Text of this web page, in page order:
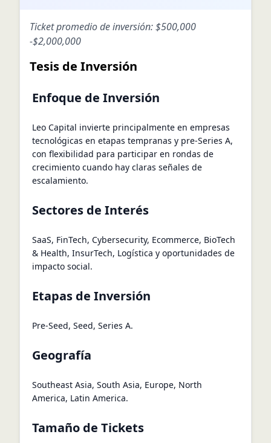
Ticket promedio de inversión:$500,000
-$2,000,000
Tesis de Inversión
Enfoque de Inversión
Leo Capital invierte principalmente en empresas
tecnológicas en etapas tempranas y pre-Series A,
con flexibilidad para participar en rondas de
crecimiento cuando hay claras señales de
escalamiento.
Sectores de Interés
SaaS, FinTech, Cybersecurity, Ecommerce, BioTech
& Health, InsurTech, Logística y oportunidades de
impacto social.
Etapas de Inversión
Pre-Seed, Seed, Series A.
Geografía
Southeast Asia, South Asia, Europe, North
America, Latin America.
Tamaño de Tickets